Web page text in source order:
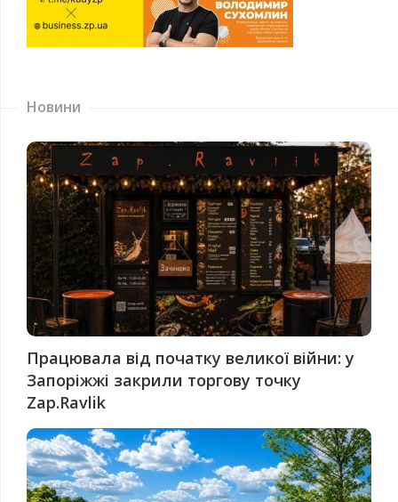
Новини
Працювала від початку великої війни: у
Запоріжжі закрили торгову точку
Zap.Ravlik